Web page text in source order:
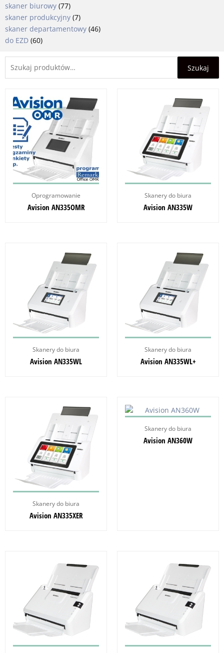
skaner biurowy (77)
skaner produkcyjny (7)
skaner departamentowy (46)
do EZD (60)
Szukaj
Oprogramowanie
Avision AN335OMR
Skanery do biura
Avision AN335W
Skanery do biura
Avision AN335WL
Skanery do biura
Avision AN335WL+
Skanery do biura
Avision AN335XER
Skanery do biura
Avision AN360W